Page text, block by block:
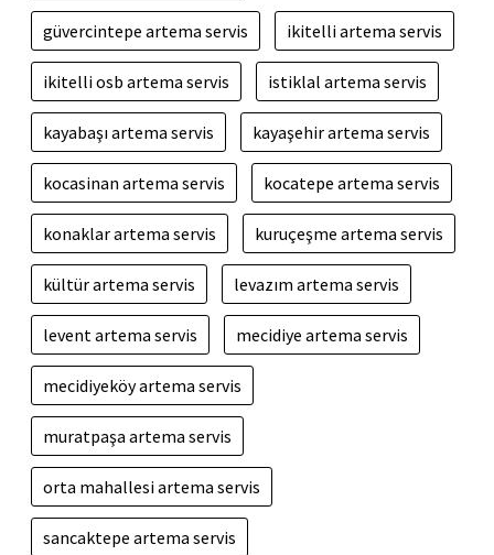
güvercintepe artema servis ikitelli artema servis
ikitelli osb artema servis istiklal artema servis
kayabaşı artema servis kayaşehir artema servis
kocasinan artema servis kocatepe artema servis
konaklar artema servis kuruçeşme artema servis
kültür artema servis levazım artema servis
levent artema servis mecidiye artema servis
mecidiyeköy artema servis
muratpaşa artema servis
orta mahallesi artema servis
sancaktepe artema servis